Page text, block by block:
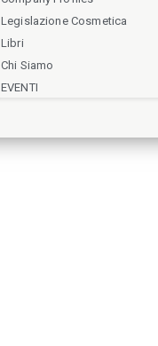
Legislazione Cosmetica
Libri
Chi Siamo
EVENTI